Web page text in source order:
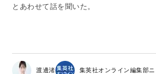
とあわせて話を聞いた。
渡邊渚 集英社オンライン編集部ニ